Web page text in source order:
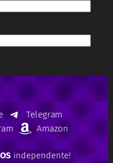
Telegram
Amazon
independente!